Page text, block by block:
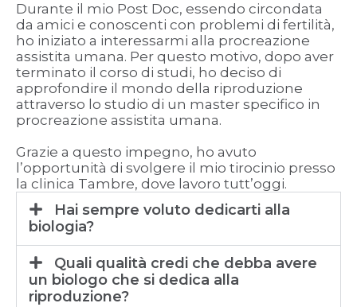
Durante il mio Post Doc, essendo circondata
da amici e conoscenti con problemi di fertilità,
ho iniziato a interessarmi alla procreazione
assistita umana. Per questo motivo, dopo aver
terminato il corso di studi, ho deciso di
approfondire il mondo della riproduzione
attraverso lo studio di un master specifico in
procreazione assistita umana.
Grazie a questo impegno, ho avuto
l’opportunità di svolgere il mio tirocinio presso
la clinica Tambre, dove lavoro tutt’oggi.
Hai sempre voluto dedicarti alla
biologia?
Quali qualità credi che debba avere
un biologo che si dedica alla
riproduzione?